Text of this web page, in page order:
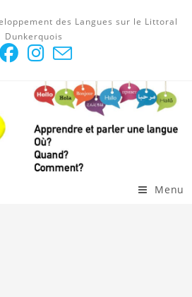
des Langues sur le Littoral
Dunkerquois
Menu